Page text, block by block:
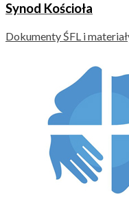
Synod Kościoła
Dokumenty ŚFL i